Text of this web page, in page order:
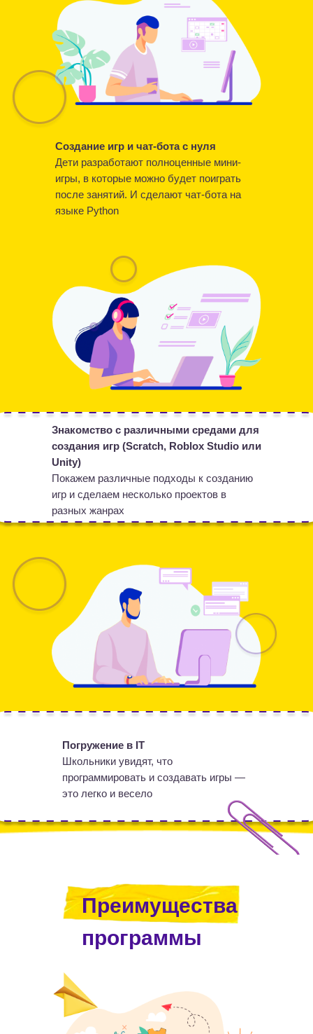
Создание игр и чат-бота с нуля
Дети разработают полноценные мини-
игры, в которые можно будет поиграть
после занятий. И сделают чат-бота на
языке Python
Знакомство с различными средами для
создания игр (Scratch, Roblox Studio или
Unity)
Покажем различные подходы к созданию
игр и сделаем несколько проектов в
разных жанрах
Погружение в IT
Школьники увидят, что
программировать и создавать игры —
это легко и весело
Преимущества
программы